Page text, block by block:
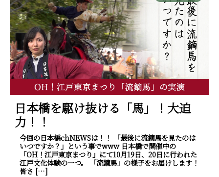
日本橋を駆け抜ける「馬」！大迫
力！！
今回の日本橋chNEWSは！！ 「最後に流鏑馬を見たのは
いつですか？」という事でwww 日本橋で開催中の
「OH！江戸東京まつり」にて10月19日、20日に行われた
江戸文化体験の一つ。 「流鏑馬」の様子をお届けします！
皆さ […]